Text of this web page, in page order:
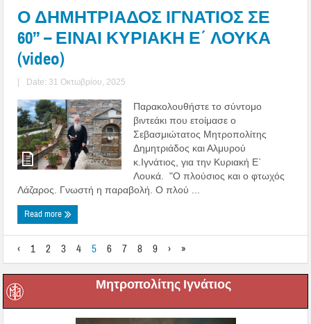
Ο ΔΗΜΗΤΡΙΑΔΟΣ ΙΓΝΑΤΙΟΣ ΣΕ
60’’ – ΕΙΝΑΙ ΚΥΡΙΑΚΗ Ε΄ ΛΟΥΚΑ
(video)
| Date: 31 Οκτωβρίου, 2025
Παρακολουθήστε το σύντομο
βιντεάκι που ετοίμασε ο
Σεβασμιώτατος Μητροπολίτης
Δημητριάδος και Αλμυρού
κ.Ιγνάτιος, για την Κυριακή Ε΄
Λουκά. "Ο πλούσιος και ο φτωχός
Λάζαρος. Γνωστή η παραβολή. Ο πλού ...
Read more
‹ 1 2 3 4 5 6 7 8 9 › »
Μητροπολίτης Ιγνάτιος